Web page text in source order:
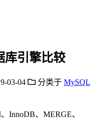
库引擎比较
03-04 分类于 MySQL
InnoDB、MERGE、